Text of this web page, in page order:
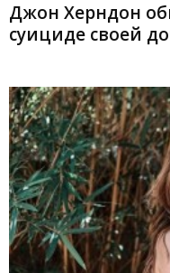
Джон Херндон
суициде своей